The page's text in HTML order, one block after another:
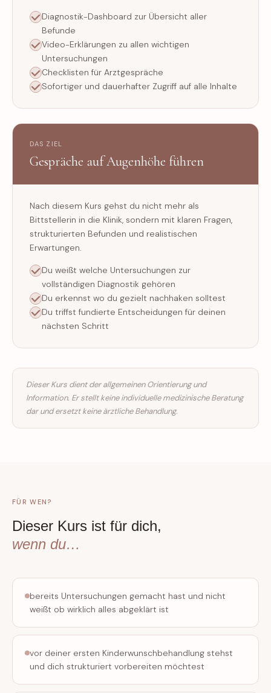
Diagnostik-Dashboard zur Übersicht aller
Befunde
Video-Erklärungen zu allen wichtigen
Untersuchungen
Checklisten für Arztgespräche
Sofortiger und dauerhafter Zugriff auf alle Inhalte
DAS ZIEL
Gespräche auf Augenhöhe führen
Nach diesem Kurs gehst du nicht mehr als
Bittstellerin in die Klinik, sondern mit klaren Fragen,
strukturierten Befunden und realistischen
Erwartungen.
Du weißt welche Untersuchungen zur
vollständigen Diagnostik gehören
Du erkennst wo du gezielt nachhaken solltest
Du triffst fundierte Entscheidungen für deinen
nächsten Schritt
Dieser Kurs dient der allgemeinen Orientierung und
Information. Er stellt keine individuelle medizinische Beratung
dar und ersetzt keine ärztliche Behandlung.
FÜR WEN?
Dieser Kurs ist für dich,
wenn du…
bereits Untersuchungen gemacht hast und nicht
weißt ob wirklich alles abgeklärt ist
vor deiner ersten Kinderwunschbehandlung stehst
und dich strukturiert vorbereiten möchtest